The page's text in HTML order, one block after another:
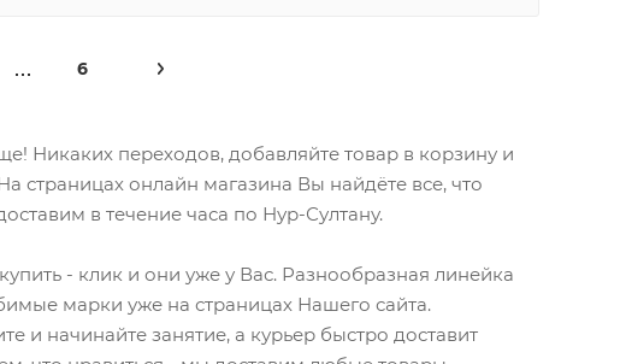
6
Никаких переходов, добавляйте товар в корзину и
страницах онлайн магазина Вы найдёте все, что
в течение часа по Нур-Султану.
- клик и они уже у Вас. Разнообразная линейка
марки уже на страницах Нашего сайта.
и начинайте занятие, а курьер быстро доставит